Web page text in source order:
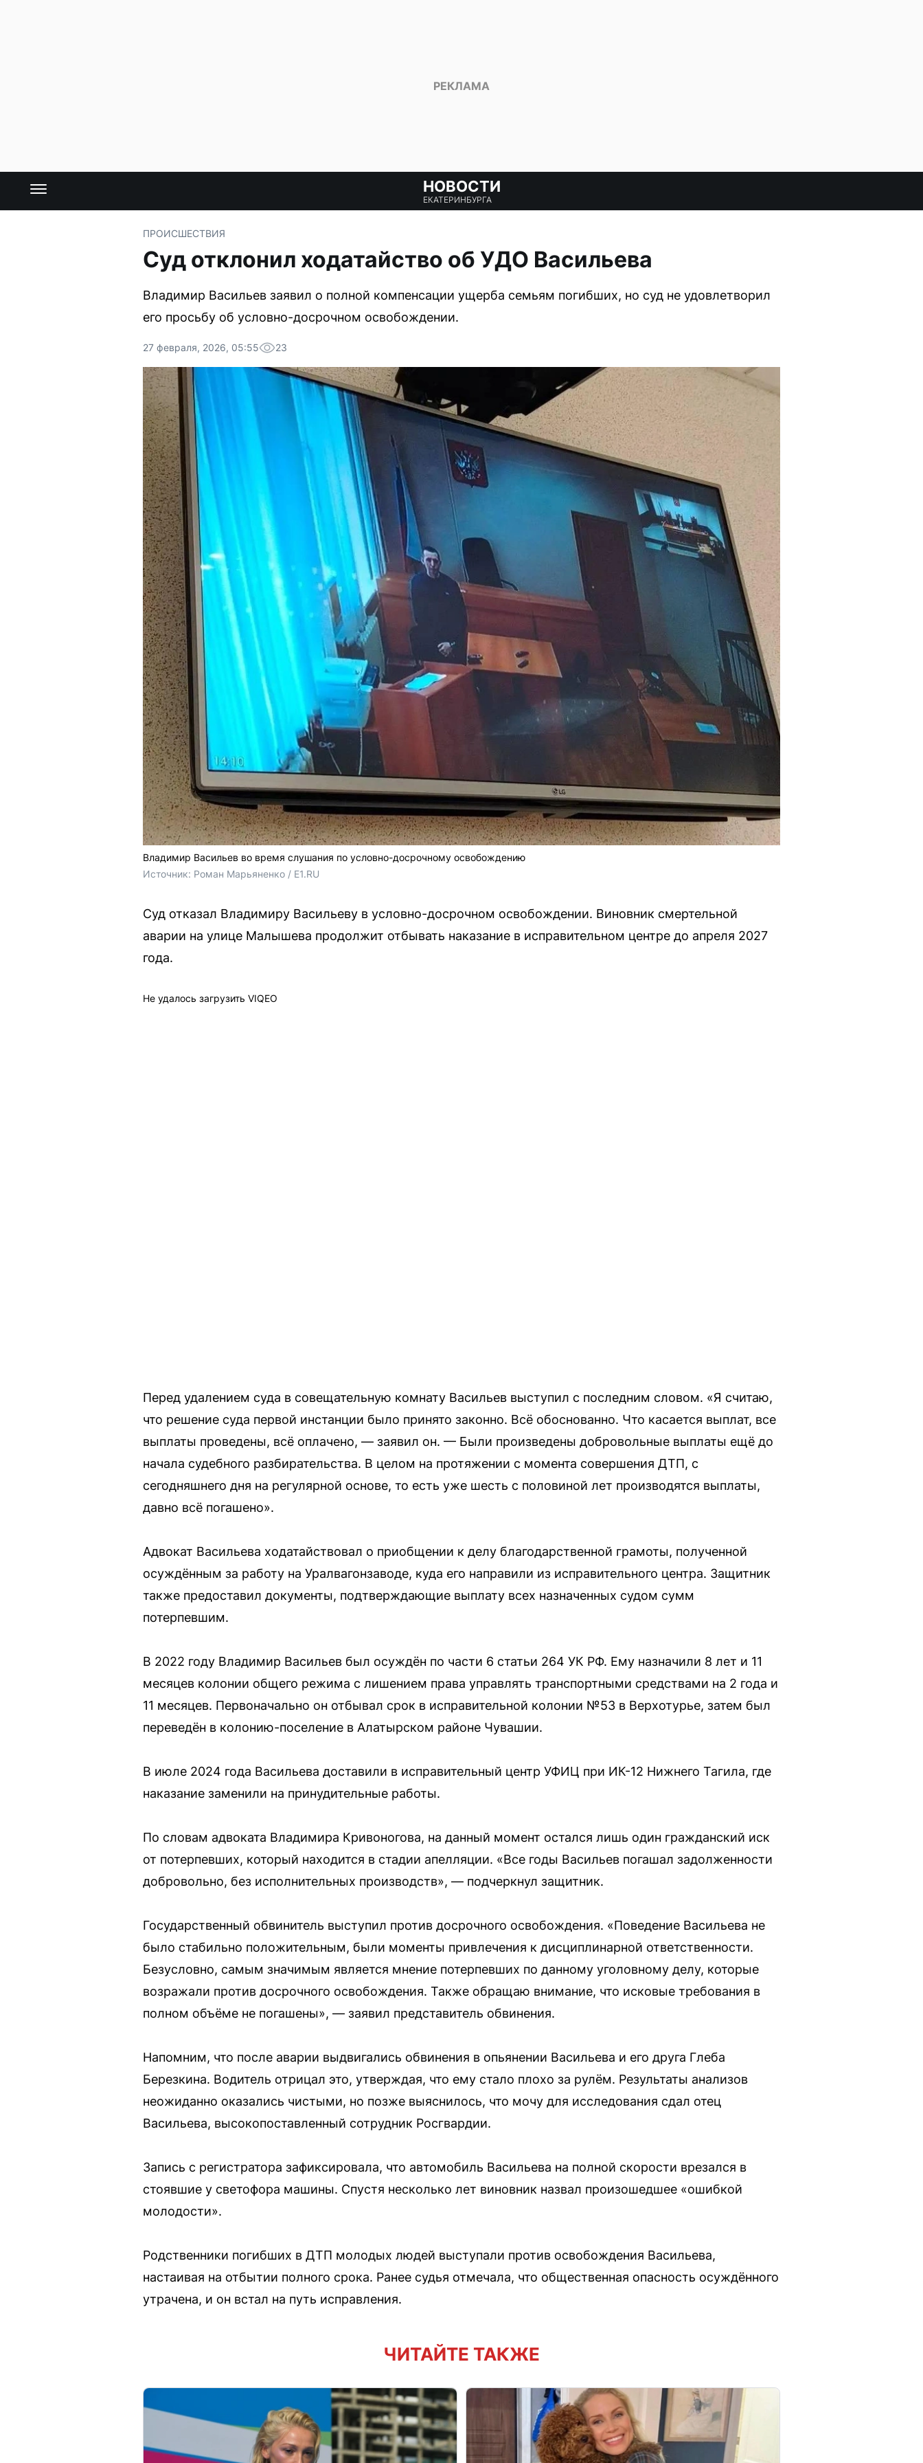
НОВОСТИ
ЕКАТЕРИНБУРГА
ПРОИСШЕСТВИЯ
Суд отклонил ходатайство об УДО Васильева
Владимир Васильев заявил о полной компенсации ущерба семьям погибших, но суд не удовлетворил
его просьбу об условно-досрочном освобождении.
27 февраля, 2026, 05:55 23
Владимир Васильев во время слушания по условно-досрочному освобождению
Источник: Роман Марьяненко / E1.RU
Суд отказал Владимиру Васильеву в условно-досрочном освобождении. Виновник смертельной
аварии на улице Малышева продолжит отбывать наказание в исправительном центре до апреля 2027
года.
Не удалось загрузить VIQEO
Перед удалением суда в совещательную комнату Васильев выступил с последним словом. «Я считаю,
что решение суда первой инстанции было принято законно. Всё обоснованно. Что касается выплат, все
выплаты проведены, всё оплачено, — заявил он. — Были произведены добровольные выплаты ещё до
начала судебного разбирательства. В целом на протяжении с момента совершения ДТП, с
сегодняшнего дня на регулярной основе, то есть уже шесть с половиной лет производятся выплаты,
давно всё погашено».
Адвокат Васильева ходатайствовал о приобщении к делу благодарственной грамоты, полученной
осуждённым за работу на Уралвагонзаводе, куда его направили из исправительного центра. Защитник
также предоставил документы, подтверждающие выплату всех назначенных судом сумм
потерпевшим.
В 2022 году Владимир Васильев был осуждён по части 6 статьи 264 УК РФ. Ему назначили 8 лет и 11
месяцев колонии общего режима с лишением права управлять транспортными средствами на 2 года и
11 месяцев. Первоначально он отбывал срок в исправительной колонии №53 в Верхотурье, затем был
переведён в колонию-поселение в Алатырском районе Чувашии.
В июле 2024 года Васильева доставили в исправительный центр УФИЦ при ИК-12 Нижнего Тагила, где
наказание заменили на принудительные работы.
По словам адвоката Владимира Кривоногова, на данный момент остался лишь один гражданский иск
от потерпевших, который находится в стадии апелляции. «Все годы Васильев погашал задолженности
добровольно, без исполнительных производств», — подчеркнул защитник.
Государственный обвинитель выступил против досрочного освобождения. «Поведение Васильева не
было стабильно положительным, были моменты привлечения к дисциплинарной ответственности.
Безусловно, самым значимым является мнение потерпевших по данному уголовному делу, которые
возражали против досрочного освобождения. Также обращаю внимание, что исковые требования в
полном объёме не погашены», — заявил представитель обвинения.
Напомним, что после аварии выдвигались обвинения в опьянении Васильева и его друга Глеба
Березкина. Водитель отрицал это, утверждая, что ему стало плохо за рулём. Результаты анализов
неожиданно оказались чистыми, но позже выяснилось, что мочу для исследования сдал отец
Васильева, высокопоставленный сотрудник Росгвардии.
Запись с регистратора зафиксировала, что автомобиль Васильева на полной скорости врезался в
стоявшие у светофора машины. Спустя несколько лет виновник назвал произошедшее «ошибкой
молодости».
Родственники погибших в ДТП молодых людей выступали против освобождения Васильева,
настаивая на отбытии полного срока. Ранее судья отмечала, что общественная опасность осуждённого
утрачена, и он встал на путь исправления.
ЧИТАЙТЕ ТАКЖЕ